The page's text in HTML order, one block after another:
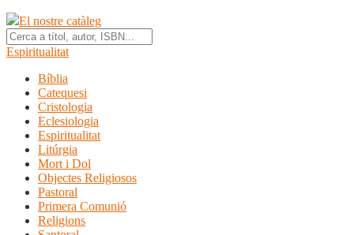
El nostre catàleg
Espiritualitat
Bíblia
Catequesi
Cristologia
Eclesiologia
Espiritualitat
Litúrgia
Mort i Dol
Objectes Religiosos
Pastoral
Primera Comunió
Religions